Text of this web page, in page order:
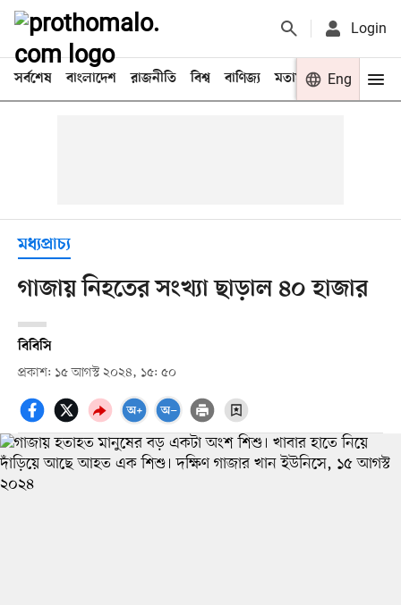
Login
সর্বশেষ বাংলাদেশ রাজনীতি বিশ্ব বাণিজ্য মতামত খেলা
Eng
মধ্যপ্রাচ্য
গাজায় নিহতের সংখ্যা ছাড়াল ৪০ হাজার
বিবিসি
প্রকাশ: ১৫ আগস্ট ২০২৪, ১৫: ৫০